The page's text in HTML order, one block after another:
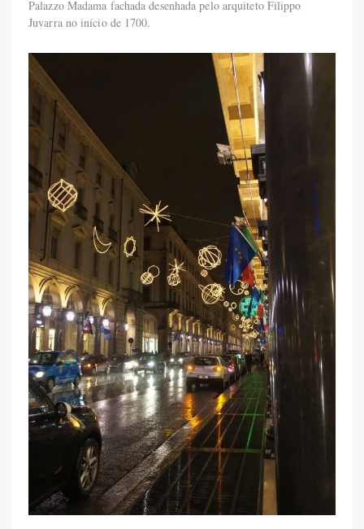
Palazzo Madama fachada desenhada pelo arquiteto Filippo
Juvarra no início de 1700.